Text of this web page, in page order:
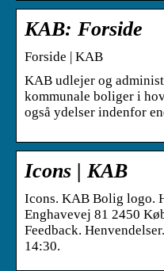
KAB: Forside
Forside | KAB
KAB udlejer og
kommunale boliger i
også ydelser indenfor
Icons | KAB
Icons. KAB Bolig logo.
Enghavevej 81 2450
Feedback.
14:30.